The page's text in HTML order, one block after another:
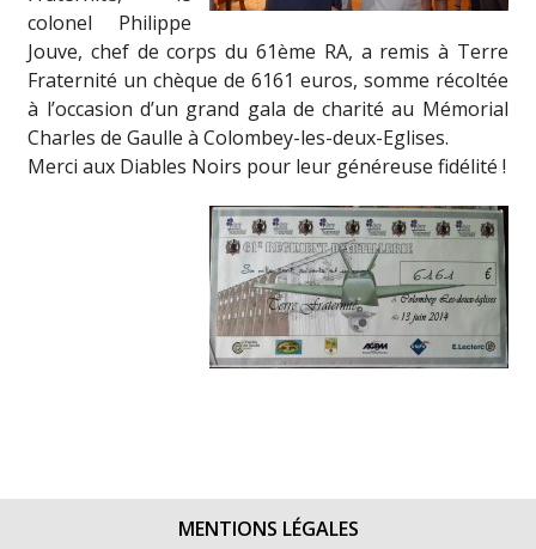
colonel Philippe
Jouve, chef de corps du 61ème RA, a remis à Terre
Fraternité un chèque de 6161 euros, somme récoltée
à l’occasion d’un grand gala de charité au Mémorial
Charles de Gaulle à Colombey-les-deux-Eglises.
Merci aux Diables Noirs pour leur généreuse fidélité !
MENTIONS LÉGALES